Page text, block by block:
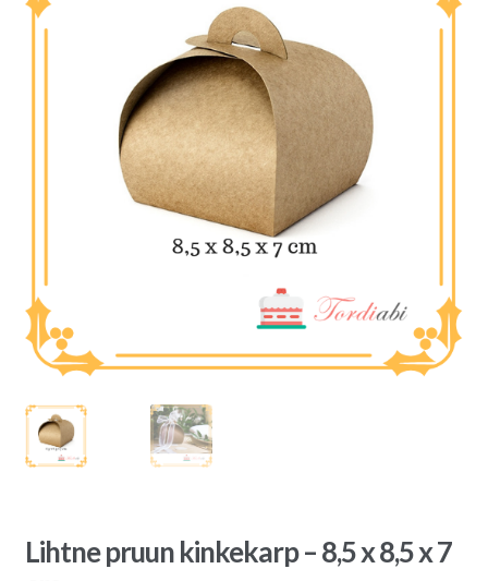
Lihtne pruun kinkekarp – 8,5 x 8,5 x 7